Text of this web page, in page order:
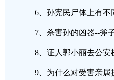
6、孙宪民尸体上有
7、杀害孙的凶器--
8、证人郭小丽去公
9、为什么对受害亲属